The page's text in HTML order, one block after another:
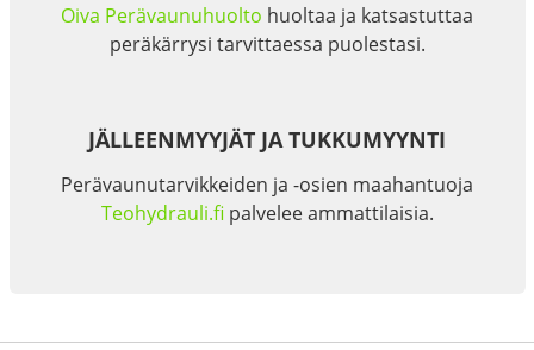
Oiva Perävaunuhuolto huoltaa ja katsastuttaa
peräkärrysi tarvittaessa puolestasi.
JÄLLEENMYYJÄT JA TUKKUMYYNTI
Perävaunutarvikkeiden ja -osien maahantuoja
Teohydrauli.fi palvelee ammattilaisia.